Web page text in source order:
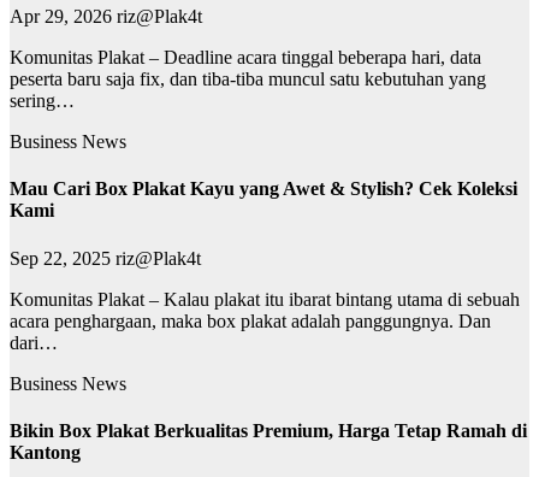
Apr 29, 2026 riz@Plak4t
Komunitas Plakat – Deadline acara tinggal beberapa hari, data
peserta baru saja fix, dan tiba-tiba muncul satu kebutuhan yang
sering…
Business News
Mau Cari Box Plakat Kayu yang Awet & Stylish? Cek Koleksi
Kami
Sep 22, 2025 riz@Plak4t
Komunitas Plakat – Kalau plakat itu ibarat bintang utama di sebuah
acara penghargaan, maka box plakat adalah panggungnya. Dan
dari…
Business News
Bikin Box Plakat Berkualitas Premium, Harga Tetap Ramah di
Kantong